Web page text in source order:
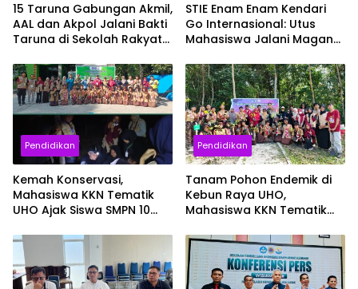
15 Taruna Gabungan Akmil,
AAL dan Akpol Jalani Bakti
Taruna di Sekolah Rakyat
STIE Enam Enam Kendari
Go Internasional: Utus
Mahasiswa Jalani Magang
Pendidikan
Kemah Konservasi,
Mahasiswa KKN Tematik
UHO Ajak Siswa SMPN 10
Keanekaragaman Satwa
Liar di Kebun Raya
Pendidikan
Tanam Pohon Endemik di
Kebun Raya UHO,
Mahasiswa KKN Tematik
Gaungkan Semangat
Konservasi